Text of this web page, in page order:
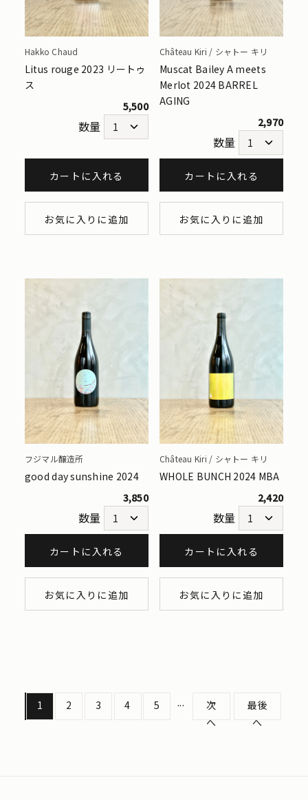
Hakko Chaud
Litus rouge 2023 リートゥ
ス
5,500
数量
カートに入れる
お気に入りに追加
Château Kiri / シャトー キリ
Muscat Bailey A meets
Merlot 2024 BARREL
AGING
2,970
数量
カートに入れる
お気に入りに追加
フジマル醸造所
good day sunshine 2024
3,850
数量
カートに入れる
お気に入りに追加
Château Kiri / シャトー キリ
WHOLE BUNCH 2024 MBA
2,420
数量
カートに入れる
お気に入りに追加
1 2 3 4 5 ...
次
へ
最後
へ